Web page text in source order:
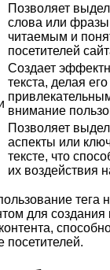
Позволяет
слова или
читаемым и
посетителей
Создает
текста, делая
внимание
Позволяет
аспекты или
тексте, что
их воздействия
тега
для создания
посетителей.